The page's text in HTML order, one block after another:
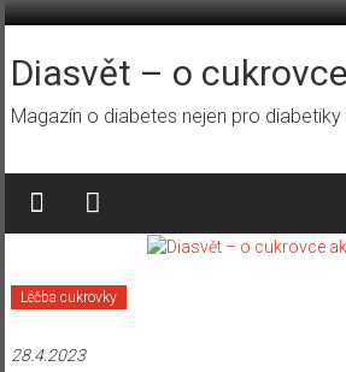
Přeskočit
obsah
Diasvět – o
Magazín o diabetes nejen pro diabetiky
Léčba cukrovky
28.4.2023